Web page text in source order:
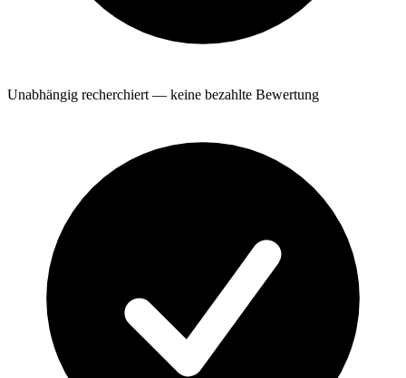
Unabhängig recherchiert — keine bezahlte Bewertung